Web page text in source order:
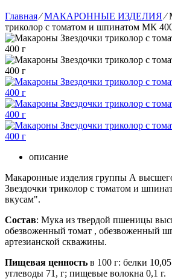
Главная⁄МАКАРОННЫЕ ИЗДЕЛИЯ ⁄
триколор с томатом и шпинатом МК
описание
Макаронные изделия группы А
Звездочки триколор с томатом и
вкусам".
Состав: Мука из твердой пшеницы
обезвоженный томат , обезвоженный
артезианской скважины.
Пищевая ценность в 100 г: белки
углеводы 71, г; пищевые волокна 0,1 г.